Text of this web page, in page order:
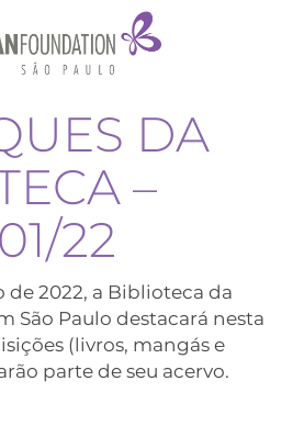
DA
–
22
de 2022, a Biblioteca da
São Paulo destacará nesta
(livros, mangás e
parte de seu acervo.